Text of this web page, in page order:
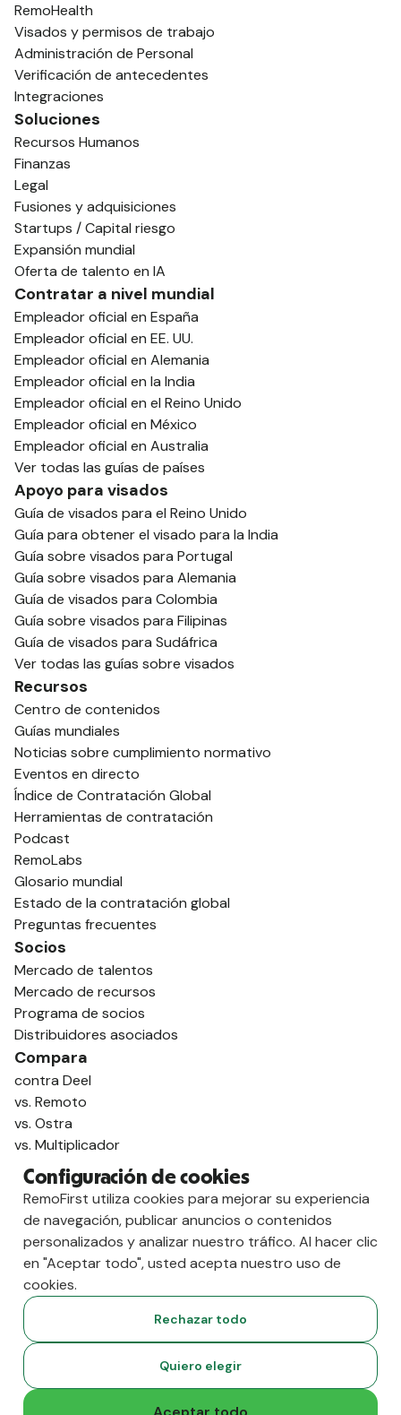
RemoHealth
Visados y permisos de trabajo
Administración de Personal
Verificación de antecedentes
Integraciones
Soluciones
Recursos Humanos
Finanzas
Legal
Fusiones y adquisiciones
Startups / Capital riesgo
Expansión mundial
Oferta de talento en IA
Contratar a nivel mundial
Empleador oficial en España
Empleador oficial en EE. UU.
Empleador oficial en Alemania
Empleador oficial en la India
Empleador oficial en el Reino Unido
Empleador oficial en México
Empleador oficial en Australia
Ver todas las guías de países
Apoyo para visados
Guía de visados para el Reino Unido
Guía para obtener el visado para la India
Guía sobre visados para Portugal
Guía sobre visados para Alemania
Guía de visados para Colombia
Guía sobre visados para Filipinas
Guía de visados para Sudáfrica
Ver todas las guías sobre visados
Recursos
Centro de contenidos
Guías mundiales
Noticias sobre cumplimiento normativo
Eventos en directo
Índice de Contratación Global
Herramientas de contratación
Podcast
RemoLabs
Glosario mundial
Estado de la contratación global
Preguntas frecuentes
Socios
Mercado de talentos
Mercado de recursos
Programa de socios
Distribuidores asociados
Compara
contra Deel
vs. Remoto
vs. Ostra
vs. Multiplicador
RemoFirst Inc. Creado 💚 a distancia desde
casa.
Condiciones generales
Configuración de cookies
RemoFirst utiliza cookies para mejorar su experiencia
de navegación, publicar anuncios o contenidos
personalizados y analizar nuestro tráfico. Al hacer clic
en "Aceptar todo", usted acepta nuestro uso de
cookies.
Rechazar todo
Quiero elegir